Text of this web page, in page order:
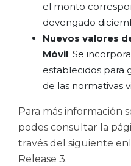
el monto
devengado
Nuevos valores
Móvil: Se
establecidos para
de las normativas
Para más información
podes consultar la
través del siguiente
Release 3.